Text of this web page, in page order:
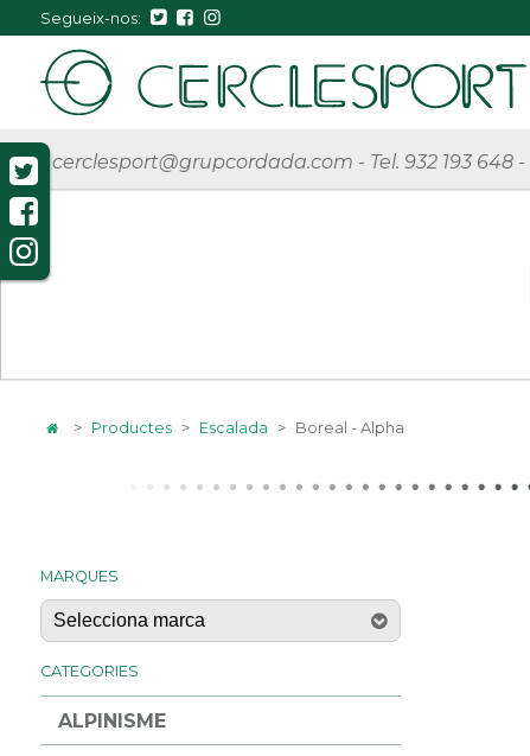
Segueix-nos:
cerclesport@grupcordada.com - Tel. 932 193 648 -
> Productes > Escalada > Boreal - Alpha
MARQUES
CATEGORIES
ALPINISME